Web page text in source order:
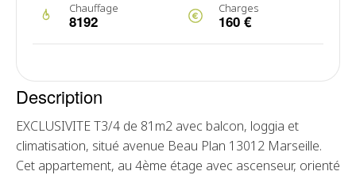
Chauffage
8192
Charges
160 €
Description
EXCLUSIVITE T3/4 de 81m2 avec balcon, loggia et
climatisation, situé avenue Beau Plan 13012 Marseille.
Cet appartement, au 4ème étage avec ascenseur, orienté